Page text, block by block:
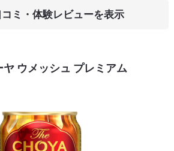
ミ・体験レビュー
ヤ ウメッシュ プレミアム